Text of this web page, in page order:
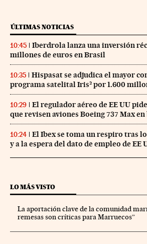
ÚLTIMAS NOTICIAS
10:45
Iberdrola lanza una inversión
millones de euros en Brasil
10:35
Hispasat se adjudica el mayor
programa satelital Iris² por 1.600
10:29
El regulador aéreo de EE UU
que revisen aviones Boeing 737 Max
10:24
El Ibex se toma un respiro tras
y a la espera del dato de empleo de EE
LO MÁS VISTO
La aportación clave de la comunidad
remesas son críticas para Marruecos”